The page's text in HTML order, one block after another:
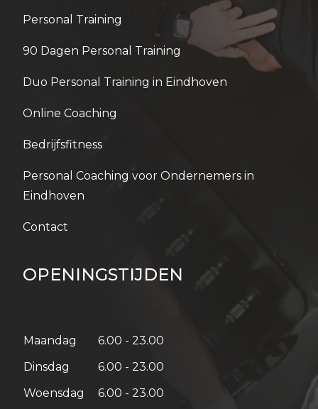
Personal Training
90 Dagen Personal Training
Duo Personal Training in Eindhoven
Online Coaching
Bedrijfsfitness
Personal Coaching voor Ondernemers in
Eindhoven
Contact
OPENINGSTIJDEN
Maandag
6.00 - 23.00
Dinsdag
6.00 - 23.00
Woensdag
6.00 - 23.00